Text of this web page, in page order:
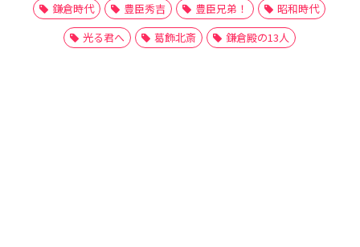
鎌倉時代
豊臣秀吉 豊臣兄弟！
昭和時代
光る君へ
葛飾北斎 鎌倉殿の13人